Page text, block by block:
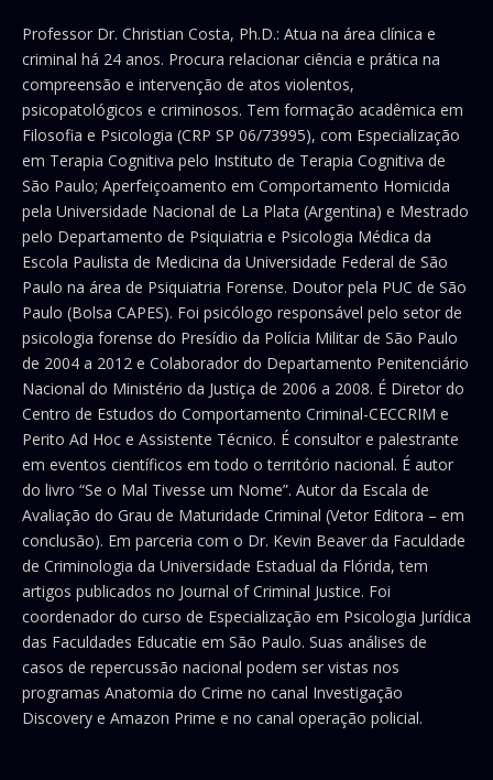
Professor Dr. Christian Costa, Ph.D.: Atua na área clínica e
criminal há 24 anos. Procura relacionar ciência e prática na
compreensão e intervenção de atos violentos,
psicopatológicos e criminosos. Tem formação acadêmica em
Filosofia e Psicologia (CRP SP 06/73995), com Especialização
em Terapia Cognitiva pelo Instituto de Terapia Cognitiva de
São Paulo; Aperfeiçoamento em Comportamento Homicida
pela Universidade Nacional de La Plata (Argentina) e Mestrado
pelo Departamento de Psiquiatria e Psicologia Médica da
Escola Paulista de Medicina da Universidade Federal de São
Paulo na área de Psiquiatria Forense. Doutor pela PUC de São
Paulo (Bolsa CAPES). Foi psicólogo responsável pelo setor de
psicologia forense do Presídio da Polícia Militar de São Paulo
de 2004 a 2012 e Colaborador do Departamento Penitenciário
Nacional do Ministério da Justiça de 2006 a 2008. É Diretor do
Centro de Estudos do Comportamento Criminal-CECCRIM e
Perito Ad Hoc e Assistente Técnico. É consultor e palestrante
em eventos científicos em todo o território nacional. É autor
do livro “Se o Mal Tivesse um Nome”. Autor da Escala de
Avaliação do Grau de Maturidade Criminal (Vetor Editora – em
conclusão). Em parceria com o Dr. Kevin Beaver da Faculdade
de Criminologia da Universidade Estadual da Flórida, tem
artigos publicados no Journal of Criminal Justice. Foi
coordenador do curso de Especialização em Psicologia Jurídica
das Faculdades Educatie em São Paulo. Suas análises de
casos de repercussão nacional podem ser vistas nos
programas Anatomia do Crime no canal Investigação
Discovery e Amazon Prime e no canal operação policial.